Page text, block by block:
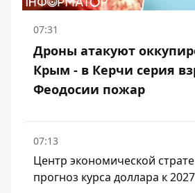
07:31
Дроны атакуют
Крым - в Керчи серия
Феодосии пожар
07:13
Центр экономической
прогноз курса доллара к